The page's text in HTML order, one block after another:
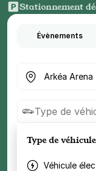
Stationnement
Évènements
Où cherchez-
Type de
Type de véhicule
Véhicule